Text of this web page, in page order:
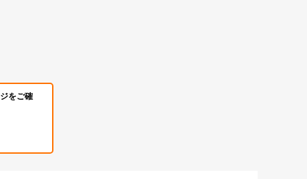
をご確